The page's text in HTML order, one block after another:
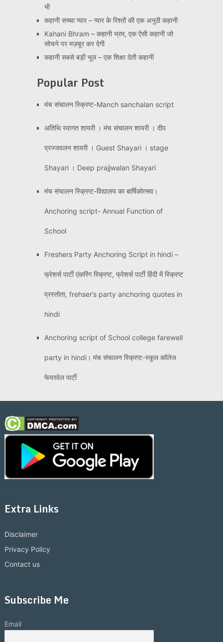
भी
कहानी सच्चा प्यार – प्यार के रिश्तों की एक अनूठी कहानी
Kahani Bhram – कहानी भ्रम, एक ऐसी कहानी जो
सोचने पर मज़बूर कर देगी
कहानी सबसे बड़ी भूल – एक शिक्षा देती कहानी
Popular Post
मंच संचालन स्क्रिप्ट-Manch sanchalan script
अतिथि स्वागत शायरी । मंच संचालन शायरी । दीप
प्रज्जवलन शायरी । Guest Shayari । stage
Shayari । Deep prajjwalan Shayari
मंच संचालन स्क्रिप्ट-विद्यालय का बार्षिकोत्सव।
Anchoring script- Annual Function of
School
Freshers Party Anchoring Script in hindi –
फ्रेशर्स पार्टी एंकरिंग स्क्रिप्ट, फ्रेशर्स पार्टी हिंदी में स्क्रिप्ट
प्रस्तोता, frehser’s party anchoring quotes in
hindi
Anchoring script of School college farewell
party in hindi। मंच संचालन स्क्रिप्ट-स्कूल कॉलेज
फेयरवेल पार्टी
Extra Links
Disclaimer
Privacy Policy
Contact us
Subscribe Me
Email